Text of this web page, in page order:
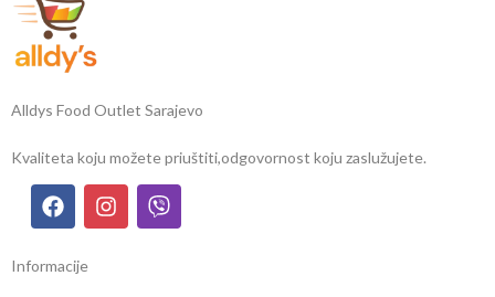
Alldys Food Outlet Sarajevo
Kvaliteta koju možete priuštiti,odgovornost koju zaslužujete.
Informacije